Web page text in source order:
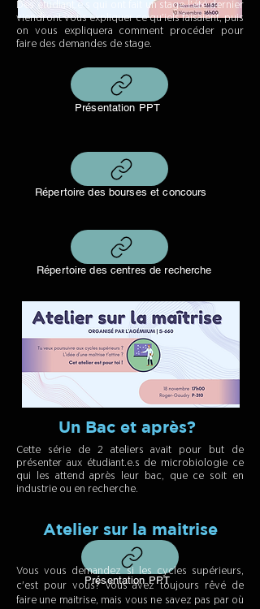
Des étudiant.e.s qui ont fait un stage l'été dernier
viendront vous expliquer ce qu'iels faisaient, puis
on vous expliquera comment procéder pour
faire des demandes de stage.
Présentation PPT
Répertoire des bourses et concours
Répertoire des centres de recherche
Un Bac et après?
Cette série de 2 ateliers avait pour but de
présenter aux étudiant.e.s de microbiologie ce
qui les attend après leur bac, que ce soit en
industrie ou en recherche.
Présentation PPT
Atelier sur la maitrise
Vous vous demandez si les cycles supérieurs,
c'est pour vous? Vous avez toujours rêvé de
faire une maitrise, mais vous ne savez pas par où